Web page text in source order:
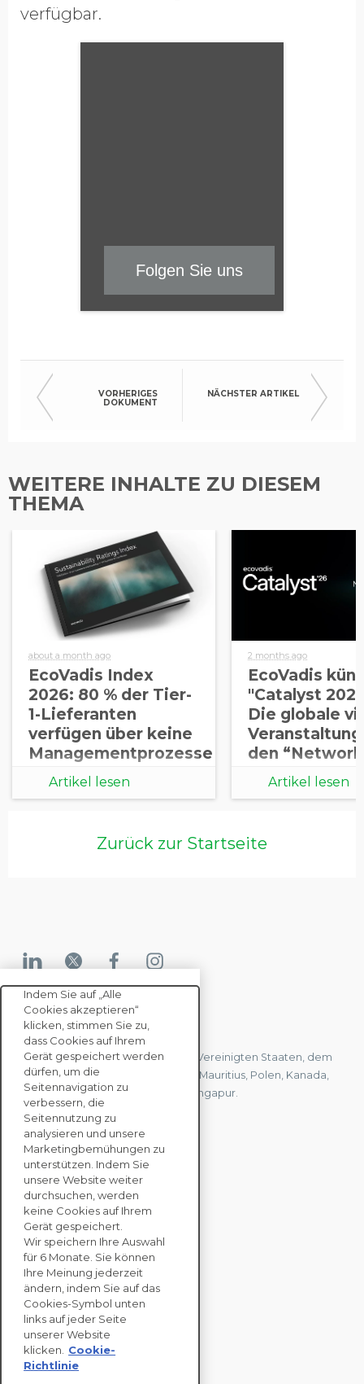
verfügbar.
Folgen Sie uns
VORHERIGES
DOKUMENT
NÄCHSTER ARTIKEL
WEITERE INHALTE ZU DIESEM
THEMA
about a month ago
EcoVadis Index
2026: 80 % der Tier-
1-Lieferanten
verfügen über keine
Managementprozesse
Nachhaltigkeitsrisiken
Artikel lesen
2 months ago
EcoVadis
"Catalyst
Die globale
den “Network
Advantage“
nachhaltige
Artikel lesen
Zurück zur Startseite
KONTAKTIEREN SIE UNS
Wir haben Büros in Frankreich, den Vereinigten Staaten, dem
Vereinigten Königreich, Hongkong, Mauritius, Polen, Kanada,
Deutschland, Japan, Spanien und Singapur.
KONTAKTIEREN SIE
UNS
UNTERNEHMENS
LÖSUNGEN
NACHHALTIGKEITS
BEWERTUNGEN
RESSOURCEN
ÜBER
Indem Sie auf „Alle
Cookies akzeptieren“
klicken, stimmen Sie zu,
dass Cookies auf Ihrem
Gerät gespeichert werden
dürfen, um die
Seitennavigation zu
verbessern, die
Seitennutzung zu
analysieren und unsere
Marketingbemühungen zu
unterstützen. Indem Sie
unsere Website weiter
durchsuchen, werden
keine Cookies auf Ihrem
Gerät gespeichert.
Wir speichern Ihre Auswahl
für 6 Monate. Sie können
Ihre Meinung jederzeit
ändern, indem Sie auf das
Cookies-Symbol unten
links auf jeder Seite
unserer Website
klicken.
Cookie-
Richtlinie